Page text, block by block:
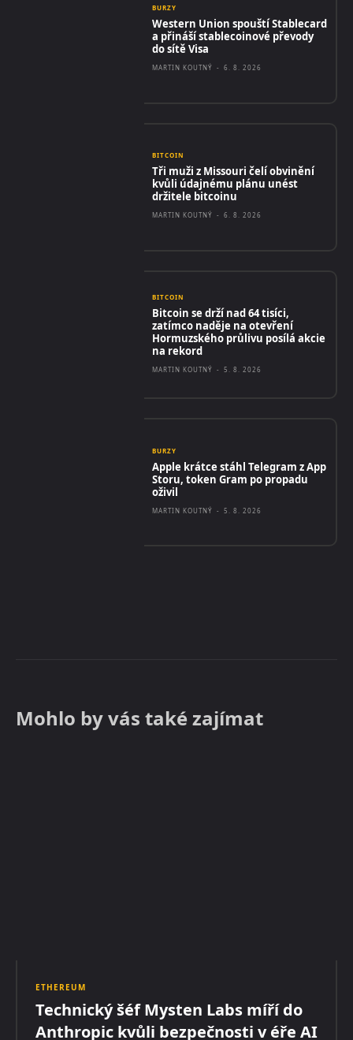
BURZY
Western Union spouští Stablecard
a přináší stablecoinové převody
do sítě Visa
MARTIN KOUTNÝ - 6. 8. 2026
BITCOIN
Tři muži z Missouri čelí obvinění
kvůli údajnému plánu unést
držitele bitcoinu
MARTIN KOUTNÝ - 6. 8. 2026
BITCOIN
Bitcoin se drží nad 64 tisíci,
zatímco naděje na otevření
Hormuzského průlivu posílá akcie
na rekord
MARTIN KOUTNÝ - 5. 8. 2026
BURZY
Apple krátce stáhl Telegram z App
Storu, token Gram po propadu
oživil
MARTIN KOUTNÝ - 5. 8. 2026
Mohlo by vás také zajímat
ETHEREUM
Technický šéf Mysten Labs míří do
Anthropic kvůli bezpečnosti v éře AI